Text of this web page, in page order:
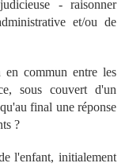
- raisonner
et/ou de
commun entre les
sous couvert d'un
final une réponse
?
l'enfant, initialement